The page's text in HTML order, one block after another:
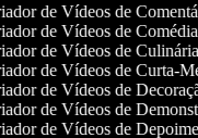
de Vídeos de
de Vídeos de Comédia
de Vídeos de Culinária
de Vídeos de Curta-
de Vídeos de
de Vídeos de
de Vídeos de